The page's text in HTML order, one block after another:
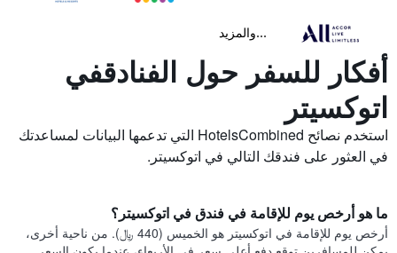
...والمزيد
أفكار للسفر حول الفنادقفي
اتوكسيتر
استخدم نصائح HotelsCombined التي تدعمها البيانات لمساعدتك
في العثور على فندقك التالي في اتوكسيتر.
ما هو أرخص يوم للإقامة في فندق في اتوكسيتر؟
أرخص يوم للإقامة في اتوكسيتر هو الخميس (440 ﷼). من ناحية أخرى،